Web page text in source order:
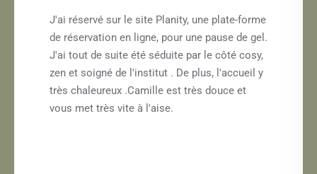
J'ai réservé sur le site Planity, une plate-forme
de réservation en ligne, pour une pause de gel.
J'ai tout de suite été séduite par le côté cosy,
zen et soigné de l'institut . De plus, l'accueil y
très chaleureux .Camille est très douce et
vous met très vite à l'aise.